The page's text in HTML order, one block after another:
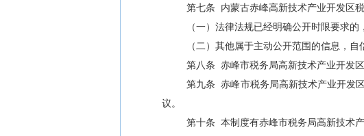
第七条
内蒙古赤峰高新技术产业开发区
（一）法律法规已经明确公开时限要求的
（二）其他属于主动公开范围的信息，
第八条 赤峰市税务局高新技术产业开发
第九条
赤峰市税务局高新技术产业开发
议。
第十条 本制度有赤峰市税务局高新技术